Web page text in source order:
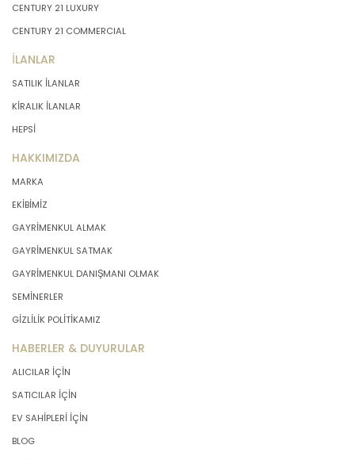
CENTURY 21 LUXURY
CENTURY 21 COMMERCIAL
İLANLAR
SATILIK İLANLAR
KİRALIK İLANLAR
HEPSİ
HAKKIMIZDA
MARKA
EKİBİMİZ
GAYRİMENKUL ALMAK
GAYRİMENKUL SATMAK
GAYRİMENKUL DANIŞMANI OLMAK
SEMİNERLER
GİZLİLİK POLİTİKAMIZ
HABERLER & DUYURULAR
ALICILAR İÇİN
SATICILAR İÇİN
EV SAHİPLERİ İÇİN
BLOG